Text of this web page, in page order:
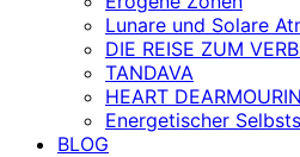
Lunare und Solare
DIE REISE ZUM
TANDAVA
HEART
Energetischer
BLOG